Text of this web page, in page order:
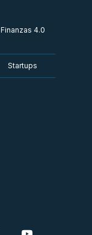
Finanzas 4.0
Startups